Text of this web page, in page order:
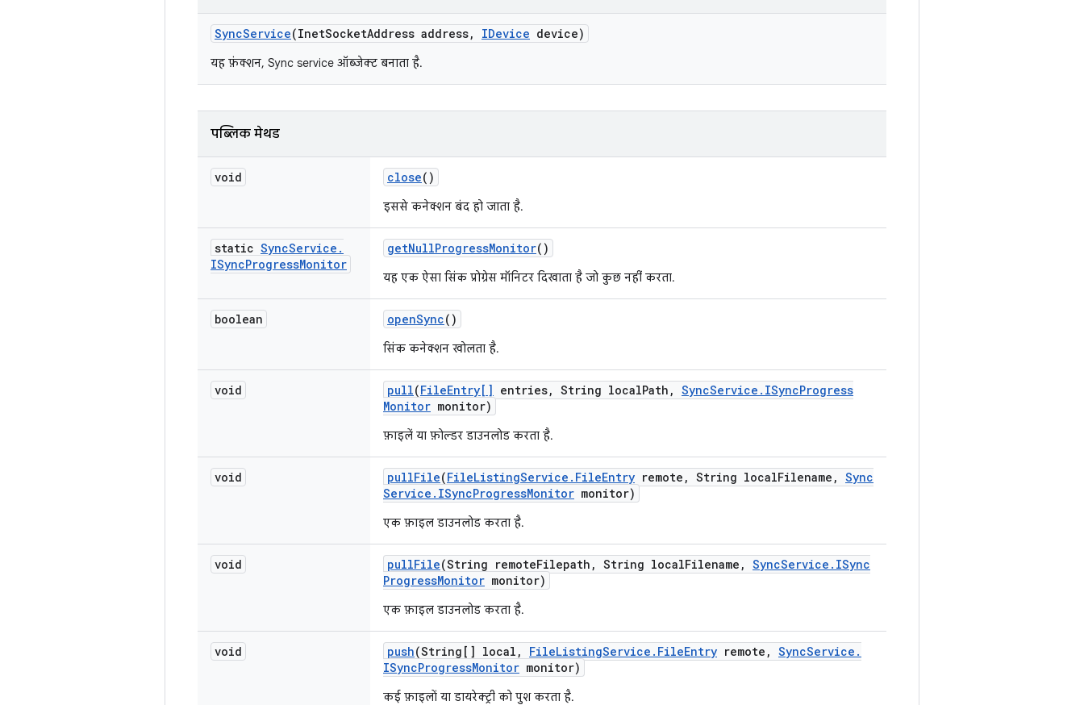
SyncService(InetSocketAddress address, IDevice device)
यह फ़ंक्शन, Sync service ऑब्जेक्ट बनाता है.
पब्लिक मेथड
void close()
इससे कनेक्शन बंद हो जाता है.
static SyncService .
ISyncProgressMonitor
getNullProgressMonitor()
यह एक ऐसा सिंक प्रोग्रेस मॉनिटर दिखाता है जो कुछ नहीं करता.
boolean openSync()
सिंक कनेक्शन खोलता है.
void pull(FileEntry[] entries, String localPath , SyncService . ISyncProgress
Monitor monitor)
फ़ाइलें या फ़ोल्डर डाउनलोड करता है.
void pullFile(FileListingService . FileEntry remote , String localFilename , Sync
Service . ISyncProgressMonitor monitor)
एक फ़ाइल डाउनलोड करता है.
void pullFile(String remoteFilepath , String localFilename , SyncService . ISync
ProgressMonitor monitor)
एक फ़ाइल डाउनलोड करता है.
void push(String[] local , FileListingService . FileEntry remote , SyncService .
ISyncProgressMonitor monitor)
कई फ़ाइलों या डायरेक्ट्री को पुश करता है.